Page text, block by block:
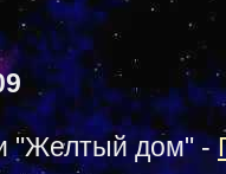
"Желтый дом" -